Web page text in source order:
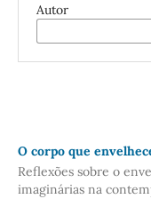
Autor
O corpo que
Reflexões sobre o
imaginárias na